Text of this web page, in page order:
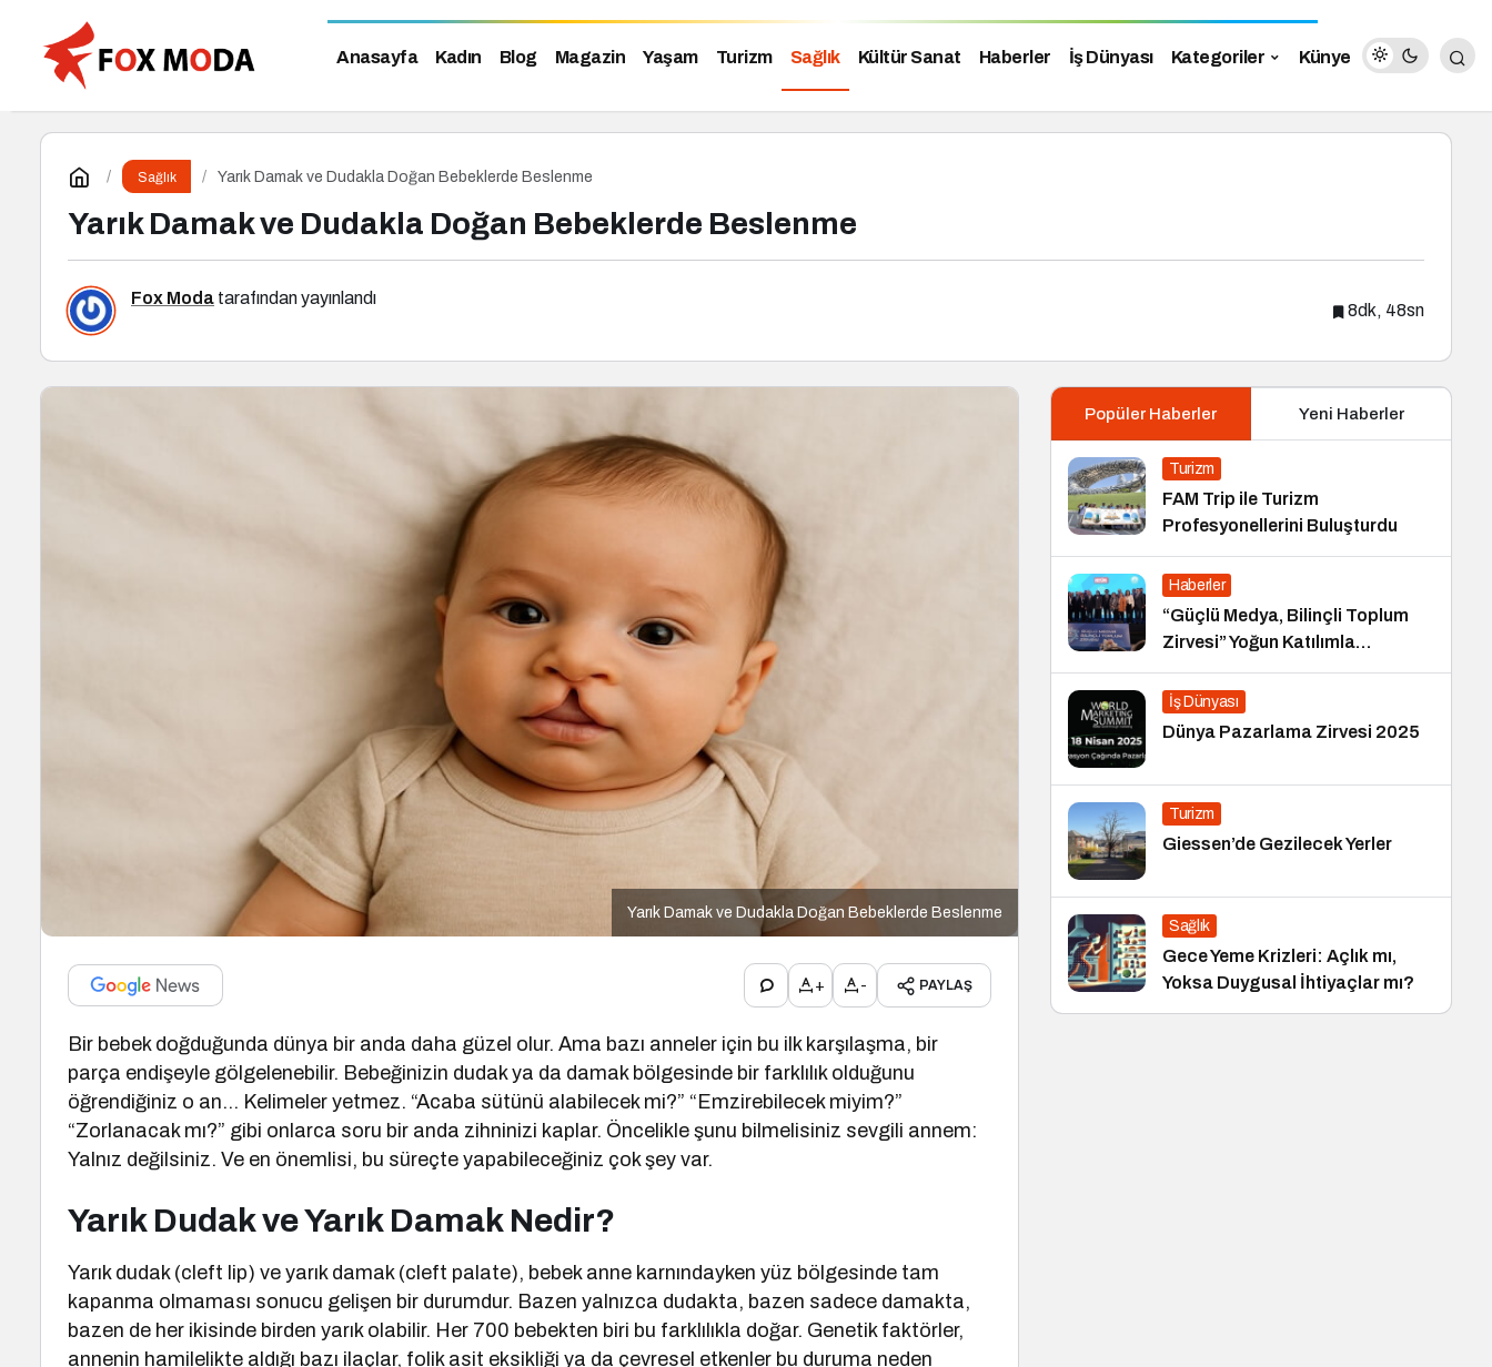
Anasayfa Kadın Blog Magazin Yaşam Turizm Sağlık Kültür Sanat Haberler İş Dünyası Kategoriler Künye
Sağlık Yarık Damak ve Dudakla Doğan Bebeklerde Beslenme
Yarık Damak ve Dudakla Doğan Bebeklerde Beslenme
Fox Moda tarafından yayınlandı
8dk, 48sn
Yarık Damak ve Dudakla Doğan Bebeklerde Beslenme
+ - PAYLAŞ
Bir bebek doğduğunda dünya bir anda daha güzel olur. Ama bazı anneler için bu ilk karşılaşma, bir
parça endişeyle gölgelenebilir. Bebeğinizin dudak ya da damak bölgesinde bir farklılık olduğunu
öğrendiğiniz o an… Kelimeler yetmez. “Acaba sütünü alabilecek mi?” “Emzirebilecek miyim?”
“Zorlanacak mı?” gibi onlarca soru bir anda zihninizi kaplar. Öncelikle şunu bilmelisiniz sevgili annem:
Yalnız değilsiniz. Ve en önemlisi, bu süreçte yapabileceğiniz çok şey var.
Yarık Dudak ve Yarık Damak Nedir?
Yarık dudak (cleft lip) ve yarık damak (cleft palate), bebek anne karnındayken yüz bölgesinde tam
kapanma olmaması sonucu gelişen bir durumdur. Bazen yalnızca dudakta, bazen sadece damakta,
bazen de her ikisinde birden yarık olabilir. Her 700 bebekten biri bu farklılıkla doğar. Genetik faktörler,
annenin hamilelikte aldığı bazı ilaçlar, folik asit eksikliği ya da çevresel etkenler bu duruma neden
Popüler Haberler Yeni Haberler
Turizm
FAM Trip ile Turizm
Profesyonellerini Buluşturdu
Haberler
“Güçlü Medya, Bilinçli Toplum
Zirvesi” Yoğun Katılımla
Gerçekleşti
İş Dünyası
Dünya Pazarlama Zirvesi 2025
Turizm
Giessen’de Gezilecek Yerler
Sağlık
Gece Yeme Krizleri: Açlık mı,
Yoksa Duygusal İhtiyaçlar mı?